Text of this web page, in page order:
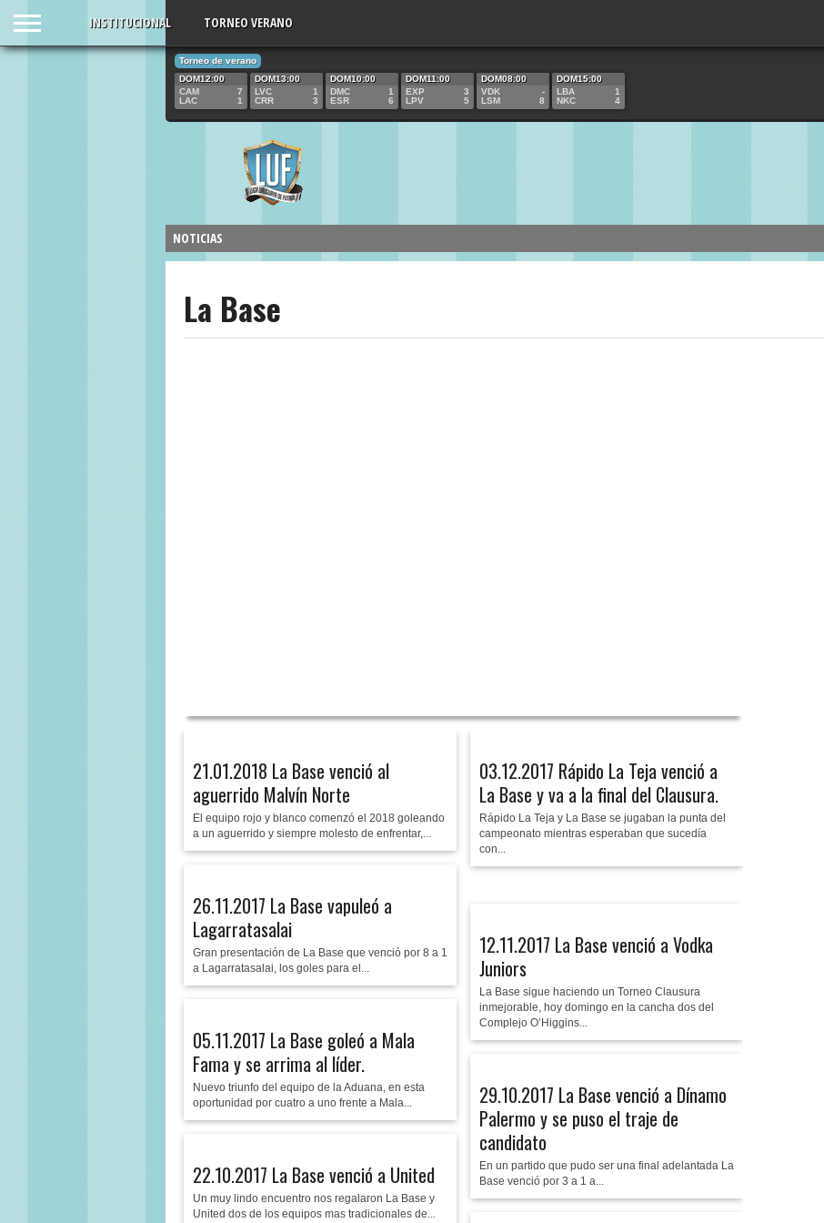
INSTITUCIONAL TORNEO VERANO
Torneo de verano
DOM12:00
CAM
LAC
7
1
DOM13:00
LVC
CRR
1
3
DOM10:00
DMC
ESR
1
6
DOM11:00
EXP
LPV
3
5
DOM08:00
VDK
LSM
-
8
DOM15:00
LBA
NKC
1
4
NOTICIAS
La Base
25.02.2018 LA BASE
GOLEÓ A EL ZORRO Y SE
CONSOLIDA EN LA
PUNTA.
La Base a fuerza del buen fútbol, teniendo a un Santiago Arce iluminado y apostando a jugadas
preparadas derrotó 5 –...
21.01.2018 La Base venció al
aguerrido Malvín Norte
El equipo rojo y blanco comenzó el 2018 goleando
a un aguerrido y siempre molesto de enfrentar,...
03.12.2017 Rápido La Teja venció a
La Base y va a la final del Clausura.
Rápido La Teja y La Base se jugaban la punta del
campeonato mientras esperaban que sucedía
con...
26.11.2017 La Base vapuleó a
Lagarratasalai
Gran presentación de La Base que venció por 8 a 1
a Lagarratasalai, los goles para el...
12.11.2017 La Base venció a Vodka
Juniors
La Base sigue haciendo un Torneo Clausura
inmejorable, hoy domingo en la cancha dos del
Complejo O’Higgins...
05.11.2017 La Base goleó a Mala
Fama y se arrima al líder.
Nuevo triunfo del equipo de la Aduana, en esta
oportunidad por cuatro a uno frente a Mala...
29.10.2017 La Base venció a Dínamo
Palermo y se puso el traje de
candidato
En un partido que pudo ser una final adelantada La
Base venció por 3 a 1 a...
22.10.2017 La Base venció a United
Un muy lindo encuentro nos regalaron La Base y
United dos de los equipos mas tradicionales de...